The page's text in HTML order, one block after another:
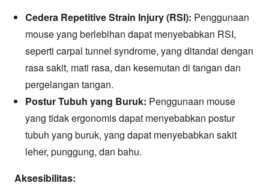
Cedera Repetitive Strain Injury (RSI): Penggunaan
mouse yang berlebihan dapat menyebabkan RSI,
seperti carpal tunnel syndrome, yang ditandai dengan
rasa sakit, mati rasa, dan kesemutan di tangan dan
pergelangan tangan.
Postur Tubuh yang Buruk: Penggunaan mouse
yang tidak ergonomis dapat menyebabkan postur
tubuh yang buruk, yang dapat menyebabkan sakit
leher, punggung, dan bahu.
Aksesibilitas: